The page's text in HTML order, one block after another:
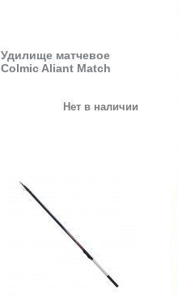
Удилище матчевое
Colmic Aliant Match
Нет в наличии